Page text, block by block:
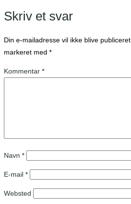
Skriv et svar
Din e-mailadresse vil ikke blive publiceret.
markeret med *
Kommentar *
Navn *
E-mail *
Websted